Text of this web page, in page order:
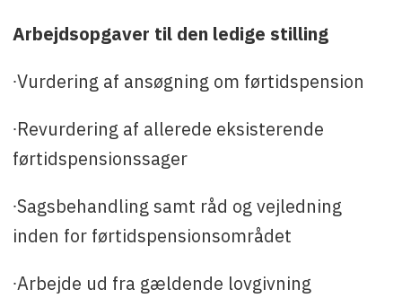
Arbejdsopgaver til den ledige stilling
∙Vurdering af ansøgning om førtidspension
∙Revurdering af allerede eksisterende
førtidspensionssager
∙Sagsbehandling samt råd og vejledning
inden for førtidspensionsområdet
∙Arbejde ud fra gældende lovgivning